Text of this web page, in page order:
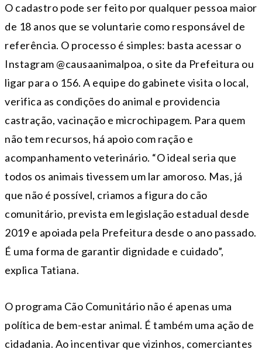
O cadastro pode ser feito por qualquer pessoa maior
de 18 anos que se voluntarie como responsável de
referência. O processo é simples: basta acessar o
Instagram @causaanimalpoa, o site da Prefeitura ou
ligar para o 156. A equipe do gabinete visita o local,
verifica as condições do animal e providencia
castração, vacinação e microchipagem. Para quem
não tem recursos, há apoio com ração e
acompanhamento veterinário. “O ideal seria que
todos os animais tivessem um lar amoroso. Mas, já
que não é possível, criamos a figura do cão
comunitário, prevista em legislação estadual desde
2019 e apoiada pela Prefeitura desde o ano passado.
É uma forma de garantir dignidade e cuidado”,
explica Tatiana.
O programa Cão Comunitário não é apenas uma
política de bem-estar animal. É também uma ação de
cidadania. Ao incentivar que vizinhos, comerciantes